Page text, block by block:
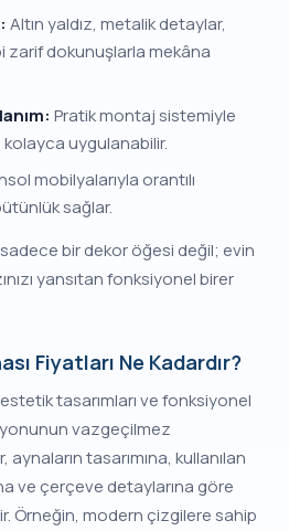
Altın yaldız, metalik detaylar,
zarif dokunuşlarla mekâna
Pratik montaj sistemiyle
uygulanabilir.
mobilyalarıyla orantılı
sağlar.
bir dekor öğesi değil; evin
yansıtan fonksiyonel birer
Fiyatları Ne Kadardır?
tasarımları ve fonksiyonel
vazgeçilmez
aynaların tasarımına, kullanılan
ve çerçeve detaylarına göre
Örneğin, modern çizgilere sahip